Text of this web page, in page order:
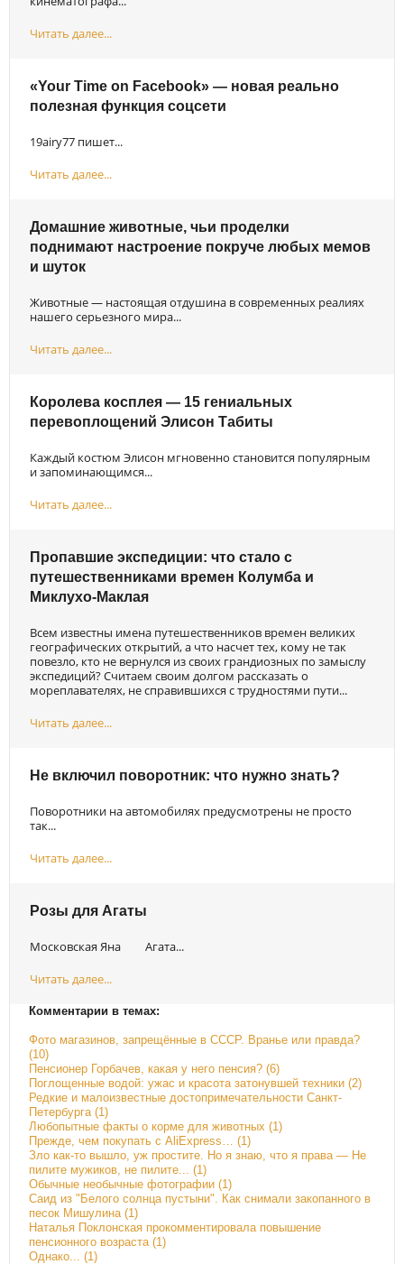
Читать далее...
«Your Time on Facebook» — новая реально
полезная функция соцсети
19airy77 пишет...
Читать далее...
Домашние животные, чьи проделки
поднимают настроение покруче любых мемов
и шуток
Животные — настоящая отдушина в современных реалиях
нашего серьезного мира...
Читать далее...
Королева косплея — 15 гениальных
перевоплощений Элисон Табиты
Каждый костюм Элисон мгновенно становится популярным
и запоминающимся...
Читать далее...
Пропавшие экспедиции: что стало с
путешественниками времен Колумба и
Миклухо-Маклая
Всем известны имена путешественников времен великих
географических открытий, а что насчет тех, кому не так
повезло, кто не вернулся из своих грандиозных по замыслу
экспедиций? Считаем своим долгом рассказать о
мореплавателях, не справившихся с трудностями пути...
Читать далее...
Не включил поворотник: что нужно знать?
Поворотники на автомобилях предусмотрены не просто
так...
Читать далее...
Розы для Агаты
Московская Яна Агата...
Читать далее...
Комментарии в темах:
Фото магазинов, запрещённые в СССР. Вранье или правда?
(10)
Пенсионер Горбачев, какая у него пенсия? (6)
Поглощенные водой: ужас и красота затонувшей техники (2)
Редкие и малоизвестные достопримечательности Санкт-
Петербурга (1)
Любопытные факты о корме для животных (1)
Прежде, чем покупать с AliExpress… (1)
Зло как-то вышло, уж простите. Но я знаю, что я права — Не
пилите мужиков, не пилите... (1)
Обычные необычные фотографии (1)
Саид из "Белого солнца пустыни". Как снимали закопанного в
песок Мишулина (1)
Наталья Поклонская прокомментировала повышение
пенсионного возраста (1)
Однако... (1)